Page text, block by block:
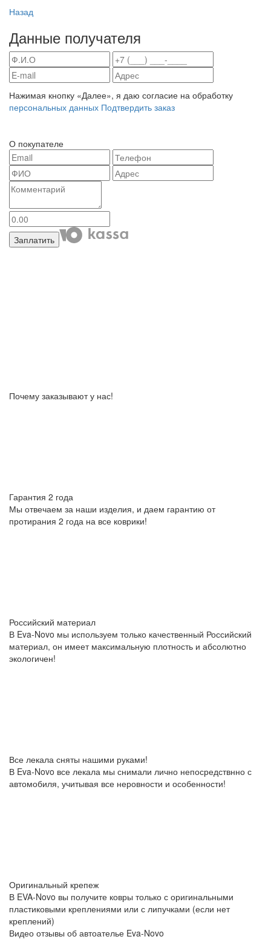
Назад
Данные получателя
Нажимая кнопку «Далее», я даю согласие на обработку
персональных данных Подтвердить заказ
О покупателе
Заплатить
Почему заказывают у нас!
Гарантия 2 года
Мы отвечаем за наши изделия, и даем гарантию от
протирания 2 года на все коврики!
Российский материал
В Eva-Novo мы используем только качественный Российский
материал, он имеет максимальную плотность и абсолютно
экологичен!
Все лекала сняты нашими руками!
В Eva-Novo все лекала мы снимали лично непосредствнно с
автомобиля, учитывая все неровности и особенности!
Оригинальный крепеж
В EVA-Novo вы получите ковры только с оригинальными
пластиковыми креплениями или с липучками (если нет
креплений)
Видео отзывы об автоателье Eva-Novo